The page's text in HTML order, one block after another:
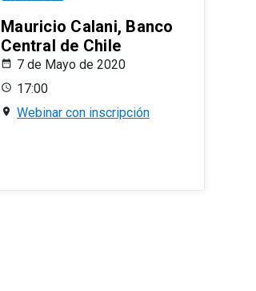
Mauricio Calani, Banco
Central de Chile
7 de Mayo de 2020
17:00
Webinar con inscripción